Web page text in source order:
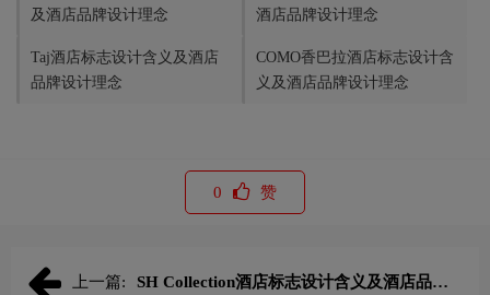
及酒店品牌设计理念
酒店品牌设计理念
Taj酒店标志设计含义及酒店
品牌设计理念
COMO香巴拉酒店标志设计含
义及酒店品牌设计理念
0 赞
上一篇:
SH Collection酒店标志设计含义及酒店品牌